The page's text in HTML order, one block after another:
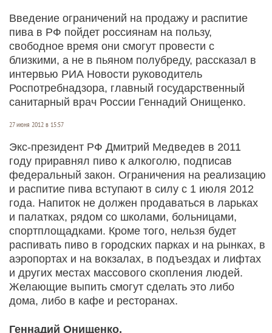
Введение ограничений на продажу и распитие
пива в РФ пойдет россиянам на пользу,
свободное время они смогут провести с
близкими, а не в пьяном полубреду, рассказал в
интервью РИА Новости руководитель
Роспотребнадзора, главный государственный
санитарный врач России Геннадий Онищенко.
27 июня 2012 в 15:57
Экс-президент РФ Дмитрий Медведев в 2011
году приравнял пиво к алкоголю, подписав
федеральный закон. Ограничения на реализацию
и распитие пива вступают в силу с 1 июля 2012
года. Напиток не должен продаваться в ларьках
и палатках, рядом со школами, больницами,
спортплощадками. Кроме того, нельзя будет
распивать пиво в городских парках и на рынках, в
аэропортах и на вокзалах, в подъездах и лифтах
и других местах массового скопления людей.
Желающие выпить смогут сделать это либо
дома, либо в кафе и ресторанах.
Геннадий Онищенко,